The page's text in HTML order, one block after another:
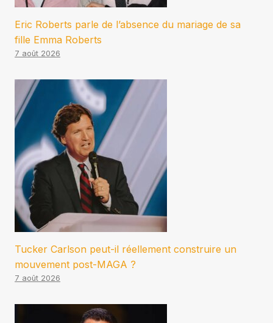
Eric Roberts parle de l’absence du mariage de sa
fille Emma Roberts
7 août 2026
Tucker Carlson peut-il réellement construire un
mouvement post-MAGA ?
7 août 2026